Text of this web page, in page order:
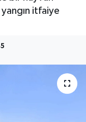
itfaiye